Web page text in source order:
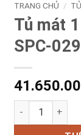
TRANG CHỦ /
Tủ mát
SPC-
Tủ mát 1 cánh